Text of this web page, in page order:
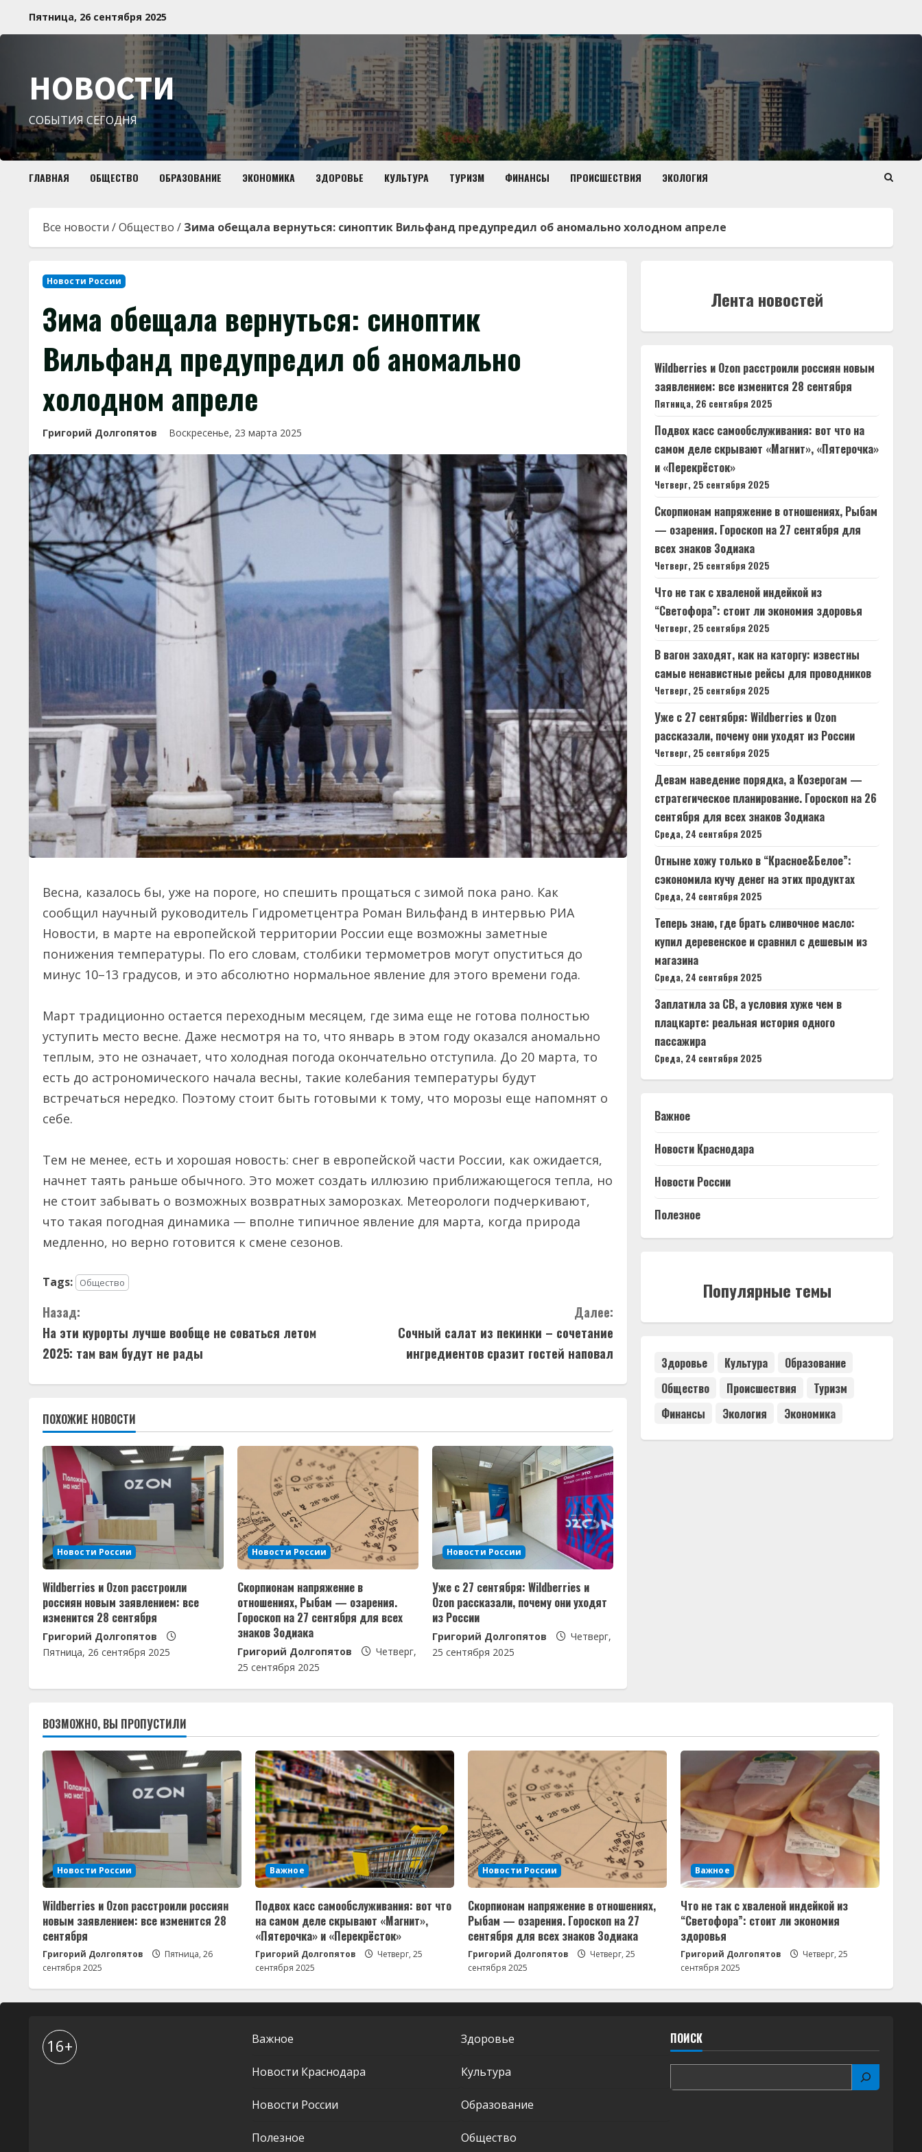
Пятница, 26 сентября 2025
НОВОСТИ
СОБЫТИЯ СЕГОДНЯ
ГЛАВНАЯ ОБЩЕСТВО ОБРАЗОВАНИЕ ЭКОНОМИКА ЗДОРОВЬЕ КУЛЬТУРА ТУРИЗМ ФИНАНСЫ ПРОИСШЕСТВИЯ ЭКОЛОГИЯ
Все новости /Общество / Зима обещала вернуться: синоптик Вильфанд предупредил об аномально холодном апреле
Новости России
Зима обещала вернуться: синоптик
Вильфанд предупредил об аномально
холодном апреле
Григорий Долгопятов Воскресенье, 23 марта 2025
Весна, казалось бы, уже на пороге, но спешить прощаться с зимой пока рано. Как
сообщил научный руководитель Гидрометцентра Роман Вильфанд в интервью РИА
Новости, в марте на европейской территории России еще возможны заметные
понижения температуры. По его словам, столбики термометров могут опуститься до
минус 10–13 градусов, и это абсолютно нормальное явление для этого времени года.
Март традиционно остается переходным месяцем, где зима еще не готова полностью
уступить место весне. Даже несмотря на то, что январь в этом году оказался аномально
теплым, это не означает, что холодная погода окончательно отступила. До 20 марта, то
есть до астрономического начала весны, такие колебания температуры будут
встречаться нередко. Поэтому стоит быть готовыми к тому, что морозы еще напомнят о
себе.
Тем не менее, есть и хорошая новость: снег в европейской части России, как ожидается,
начнет таять раньше обычного. Это может создать иллюзию приближающегося тепла, но
не стоит забывать о возможных возвратных заморозках. Метеорологи подчеркивают,
что такая погодная динамика — вполне типичное явление для марта, когда природа
медленно, но верно готовится к смене сезонов.
Tags: Общество
П
р
о
л
ж
и
т
ь
ч
т
е
н
и
е
Назад:
На эти курорты лучше вообще не соваться летом
2025: там вам будут не рады
Далее:
Сочный салат из пекинки – сочетание
ингредиентов сразит гостей наповал
ПОХОЖИЕ НОВОСТИ
Новости России
Wildberries и Ozon расстроили
россиян новым заявлением: все
изменится 28 сентября
Григорий Долгопятов
Пятница, 26 сентября 2025
Новости России
Скорпионам напряжение в
отношениях, Рыбам — озарения.
Гороскоп на 27 сентября для всех
знаков Зодиака
Григорий Долгопятов
Четверг,
25 сентября 2025
Новости России
Уже с 27 сентября: Wildberries и
Ozon рассказали, почему они уходят
из России
Григорий Долгопятов
Четверг,
25 сентября 2025
Лента новостей
Wildberries и Ozon расстроили россиян новым
заявлением: все изменится 28 сентября
Пятница, 26 сентября 2025
Подвох касс самообслуживания: вот что на
самом деле скрывают «Магнит», «Пятерочка»
и «Перекрёсток»
Четверг, 25 сентября 2025
Скорпионам напряжение в отношениях, Рыбам
— озарения. Гороскоп на 27 сентября для
всех знаков Зодиака
Четверг, 25 сентября 2025
Что не так с хваленой индейкой из
“Светофора”: стоит ли экономия здоровья
Четверг, 25 сентября 2025
В вагон заходят, как на каторгу: известны
самые ненавистные рейсы для проводников
Четверг, 25 сентября 2025
Уже с 27 сентября: Wildberries и Ozon
рассказали, почему они уходят из России
Четверг, 25 сентября 2025
Девам наведение порядка, а Козерогам —
стратегическое планирование. Гороскоп на 26
сентября для всех знаков Зодиака
Среда, 24 сентября 2025
Отныне хожу только в “Красное&Белое”:
сэкономила кучу денег на этих продуктах
Среда, 24 сентября 2025
Теперь знаю, где брать сливочное масло:
купил деревенское и сравнил с дешевым из
магазина
Среда, 24 сентября 2025
Заплатила за СВ, а условия хуже чем в
плацкарте: реальная история одного
пассажира
Среда, 24 сентября 2025
Важное
Новости Краснодара
Новости России
Полезное
Популярные темы
Здоровье Культура
Образование
Общество
Происшествия
Туризм
Финансы
Экология Экономика
ВОЗМОЖНО, ВЫ ПРОПУСТИЛИ
Новости России
Wildberries и Ozon расстроили россиян
новым заявлением: все изменится 28
сентября
Григорий Долгопятов
Пятница, 26
сентября 2025
Важное
Подвох касс самообслуживания: вот что
на самом деле скрывают «Магнит»,
«Пятерочка» и «Перекрёсток»
Григорий Долгопятов
Четверг, 25
сентября 2025
Новости России
Скорпионам напряжение в отношениях,
Рыбам — озарения. Гороскоп на 27
сентября для всех знаков Зодиака
Григорий Долгопятов
Четверг, 25
сентября 2025
Важное
Что не так с хваленой индейкой из
“Светофора”: стоит ли экономия
здоровья
Григорий Долгопятов
Четверг, 25
сентября 2025
16+ Важное
Новости Краснодара
Новости России
Полезное
Здоровье
Культура
Образование
Общество
ПОИСК